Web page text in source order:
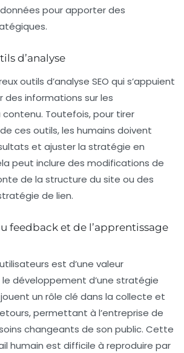
pour apporter des
d’analyse
outils d’analyse SEO qui s’appuient
des informations sur les
Toutefois, pour tirer
ces outils, les humains doivent
et ajuster la stratégie en
peut inclure des modifications de
de la structure du site ou des
de lien.
feedback et de l’apprentissage
est d’une valeur
développement d’une stratégie
jouent un rôle clé dans la collecte et
permettant à l’entreprise de
changeants de son public. Cette
humain est difficile à reproduire par